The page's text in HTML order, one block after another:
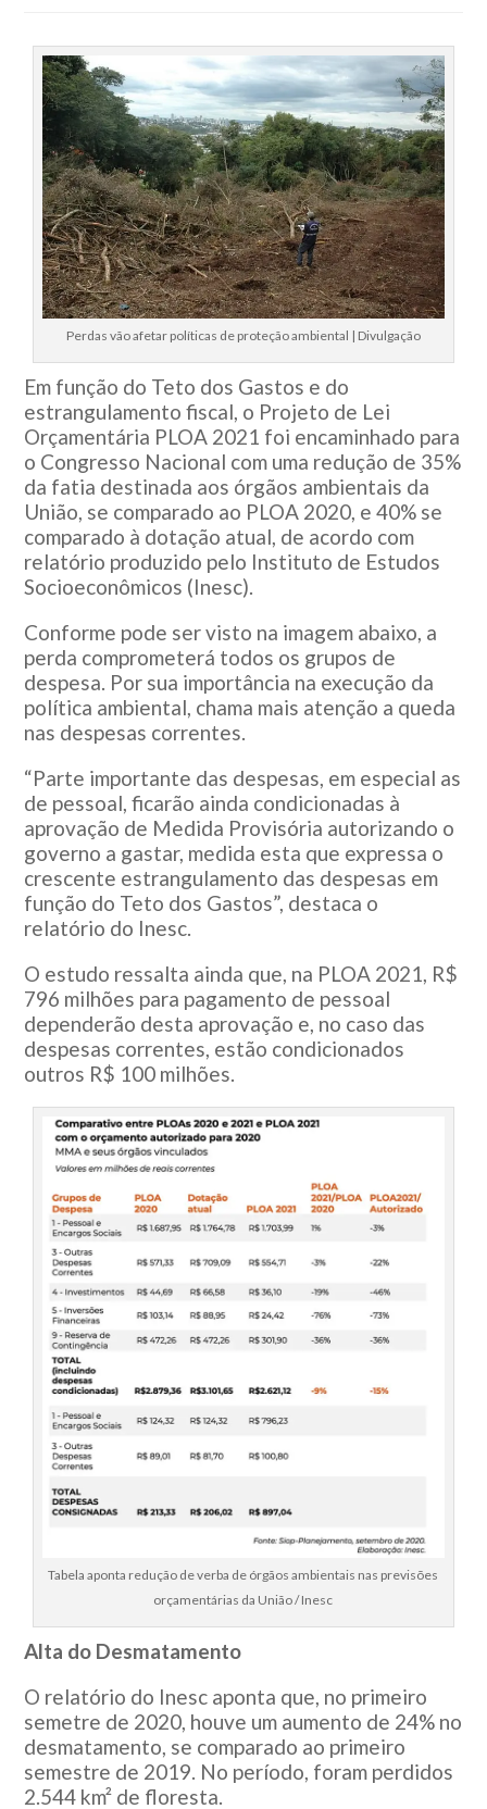
Perdas vão afetar políticas de proteção ambiental | Divulgação
Em função do Teto dos Gastos e do
estrangulamento fiscal, o Projeto de Lei
Orçamentária PLOA 2021 foi encaminhado para
o Congresso Nacional com uma redução de 35%
da fatia destinada aos órgãos ambientais da
União, se comparado ao PLOA 2020, e 40% se
comparado à dotação atual, de acordo com
relatório produzido pelo Instituto de Estudos
Socioeconômicos (Inesc).
Conforme pode ser visto na imagem abaixo, a
perda comprometerá todos os grupos de
despesa. Por sua importância na execução da
política ambiental, chama mais atenção a queda
nas despesas correntes.
“Parte importante das despesas, em especial as
de pessoal, ficarão ainda condicionadas à
aprovação de Medida Provisória autorizando o
governo a gastar, medida esta que expressa o
crescente estrangulamento das despesas em
função do Teto dos Gastos”, destaca o
relatório do Inesc.
O estudo ressalta ainda que, na PLOA 2021, R$
796 milhões para pagamento de pessoal
dependerão desta aprovação e, no caso das
despesas correntes, estão condicionados
outros R$ 100 milhões.
Tabela aponta redução de verba de órgãos ambientais nas previsões
orçamentárias da União / Inesc
Alta do Desmatamento
O relatório do Inesc aponta que, no primeiro
semetre de 2020, houve um aumento de 24% no
desmatamento, se comparado ao primeiro
semestre de 2019. No período, foram perdidos
2.544 km² de floresta.